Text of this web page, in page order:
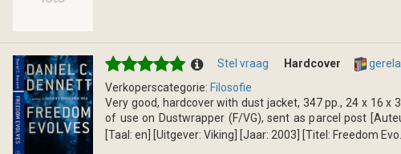
Stel vraag Hardcover
Verkoperscategorie: Filosofie
Very good, hardcover with dust jacket, 347 pp., 24 x 16 x
of use on Dustwrapper (F/VG), sent as parcel post
[Taal: en] [Uitgever: Viking] [Jaar: 2003] [Titel: Freedom Evo...